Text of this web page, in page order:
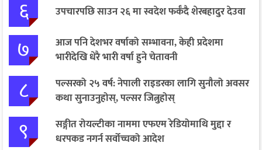
६ उपचारपछि साउन २६ मा स्वदेश फर्कँदै शेरबहादुर देउवा
७
आज पनि देशभर वर्षाको सम्भावना, केही प्रदेशमा
भारीदेखि धेरै भारी वर्षा हुने चेतावनी
८
पल्सरको २५ वर्ष: नेपाली राइडरका लागि सुनौलो अवसर
कथा सुनाउनुहोस्, पल्सर जित्नुहोस्
९
सङ्गीत रोयल्टीका नाममा एफएम रेडियोमाथि मुद्दा र
धरपकड नगर्न सर्वोच्चको आदेश